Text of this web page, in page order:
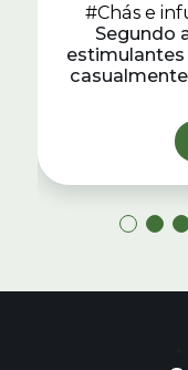
#Chás e
Segundo